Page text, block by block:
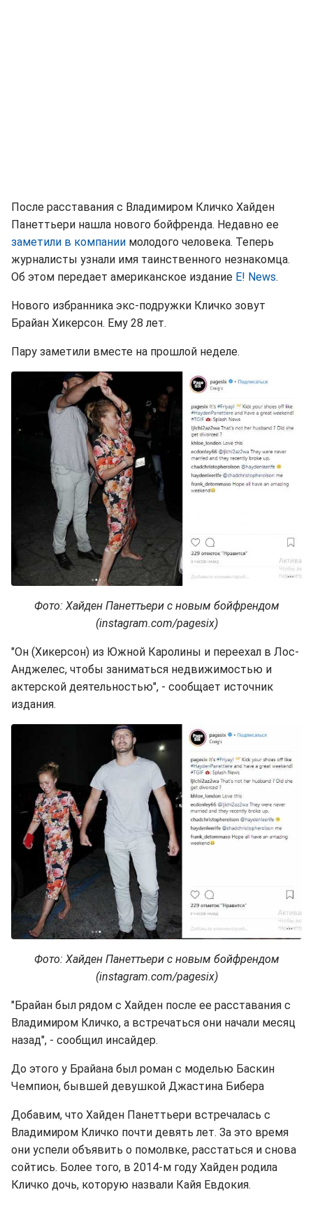
После расставания с Владимиром Кличко Хайден
Панеттьери нашла нового бойфренда. Недавно ее
заметили в компании молодого человека. Теперь
журналисты узнали имя таинственного незнакомца.
Об этом передает американское издание E! News.
Нового избранника экс-подружки Кличко зовут
Брайан Хикерсон. Ему 28 лет.
Пару заметили вместе на прошлой неделе.
Фото: Хайден Панеттьери с новым бойфрендом
(instagram.com/pagesix)
"Он (Хикерсон) из Южной Каролины и переехал в Лос-
Анджелес, чтобы заниматься недвижимостью и
актерской деятельностью", - сообщает источник
издания.
Фото: Хайден Панеттьери с новым бойфрендом
(instagram.com/pagesix)
"Брайан был рядом с Хайден после ее расставания с
Владимиром Кличко, а встречаться они начали месяц
назад", - сообщил инсайдер.
До этого у Брайана был роман с моделью Баскин
Чемпион, бывшей девушкой Джастина Бибера
Добавим, что Хайден Панеттьери встречалась с
Владимиром Кличко почти девять лет. За это время
они успели объявить о помолвке, расстаться и снова
сойтись. Более того, в 2014-м году Хайден родила
Кличко дочь, которую назвали Кайя Евдокия.